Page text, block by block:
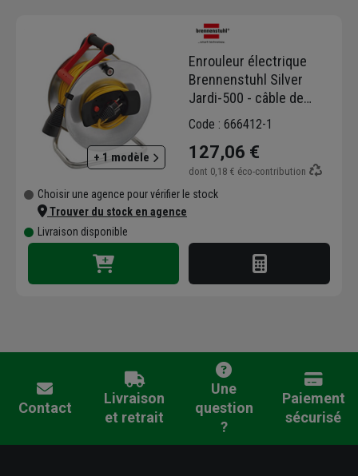
+ 1 modèle
Enrouleur électrique
Brennenstuhl Silver
Jardi-500 - câble de
50,00 M H05VV-F 3G1,5
IP20
Code : 666412-1
127,06 €
dont 0,18 € éco-contribution
Choisir une agence pour vérifier le stock
Trouver du stock en agence
Livraison disponible
Contact
Livraison
et retrait
Une
question
?
Paiement
sécurisé